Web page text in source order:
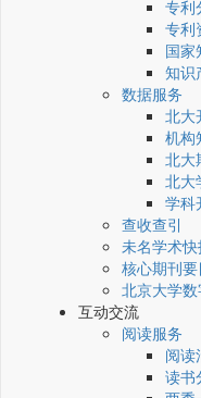
专利
专利
国家
知识
数据服务
北大
机构
北大
北大
学科
查收查引
未名学术快
核心期刊要
北京大学
互动交流
阅读服务
阅读
读书